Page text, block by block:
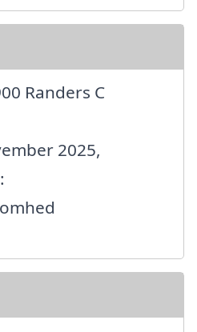
Randers C
2025,